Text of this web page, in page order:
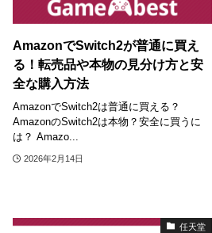
AmazonでSwitch2が普通に買え
る！転売品や本物の見分け方と安
全な購入方法
AmazonでSwitch2は普通に買える？
AmazonのSwitch2は本物？安全に買うに
は？ Amazo...
2026年2月14日
任天堂